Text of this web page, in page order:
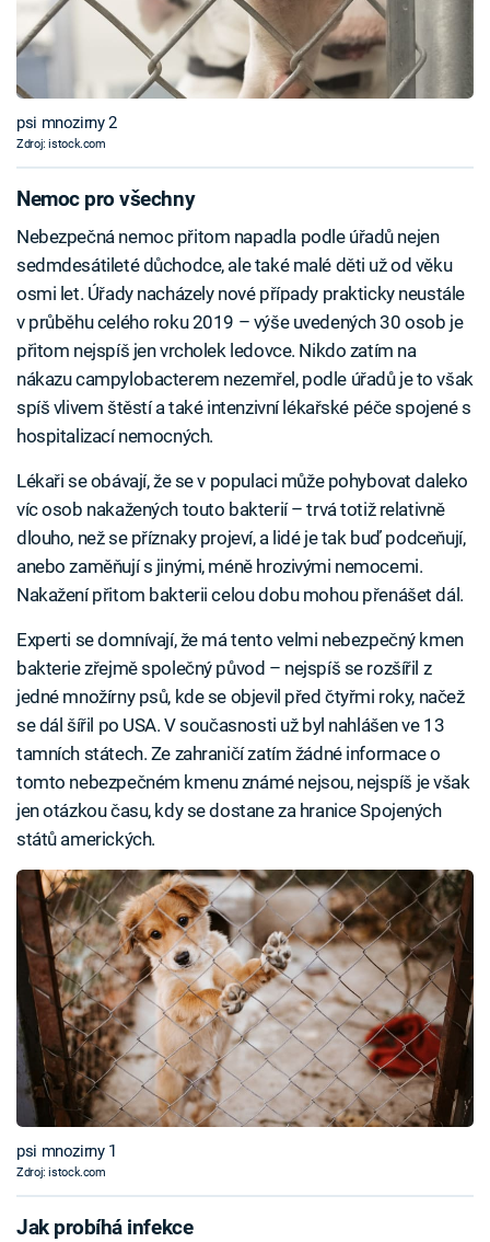
psi mnozirny 2
Zdroj: istock.com
Nemoc pro všechny
Nebezpečná nemoc přitom napadla podle úřadů nejen
sedmdesátileté důchodce, ale také malé děti už od věku
osmi let. Úřady nacházely nové případy prakticky neustále
v průběhu celého roku 2019 – výše uvedených 30 osob je
přitom nejspíš jen vrcholek ledovce. Nikdo zatím na
nákazu campylobacterem nezemřel, podle úřadů je to však
spíš vlivem štěstí a také intenzivní lékařské péče spojené s
hospitalizací nemocných.
Lékaři se obávají, že se v populaci může pohybovat daleko
víc osob nakažených touto bakterií – trvá totiž relativně
dlouho, než se příznaky projeví, a lidé je tak buď podceňují,
anebo zaměňují s jinými, méně hrozivými nemocemi.
Nakažení přitom bakterii celou dobu mohou přenášet dál.
Experti se domnívají, že má tento velmi nebezpečný kmen
bakterie zřejmě společný původ – nejspíš se rozšířil z
jedné množírny psů, kde se objevil před čtyřmi roky, načež
se dál šířil po USA. V současnosti už byl nahlášen ve 13
tamních státech. Ze zahraničí zatím žádné informace o
tomto nebezpečném kmenu známé nejsou, nejspíš je však
jen otázkou času, kdy se dostane za hranice Spojených
států amerických.
psi mnozirny 1
Zdroj: istock.com
Jak probíhá infekce